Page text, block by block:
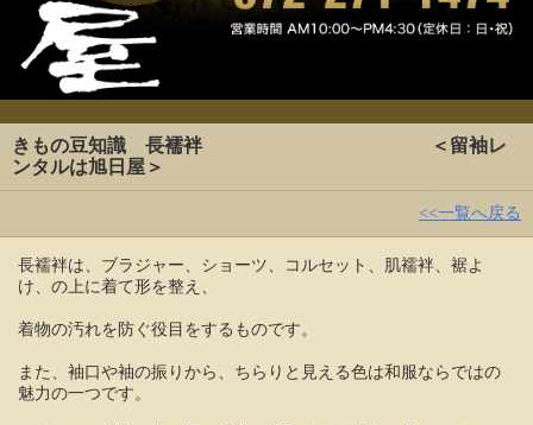
きもの豆知識 長襦袢 ＜留袖レ
ンタルは旭日屋＞
<<一覧へ戻る
長襦袢は、ブラジャー、ショーツ、コルセット、肌襦袢、裾よ
け、の上に着て形を整え、
着物の汚れを防ぐ役目をするものです。
また、袖口や袖の振りから、ちらりと見える色は和服ならではの
魅力の一つです。